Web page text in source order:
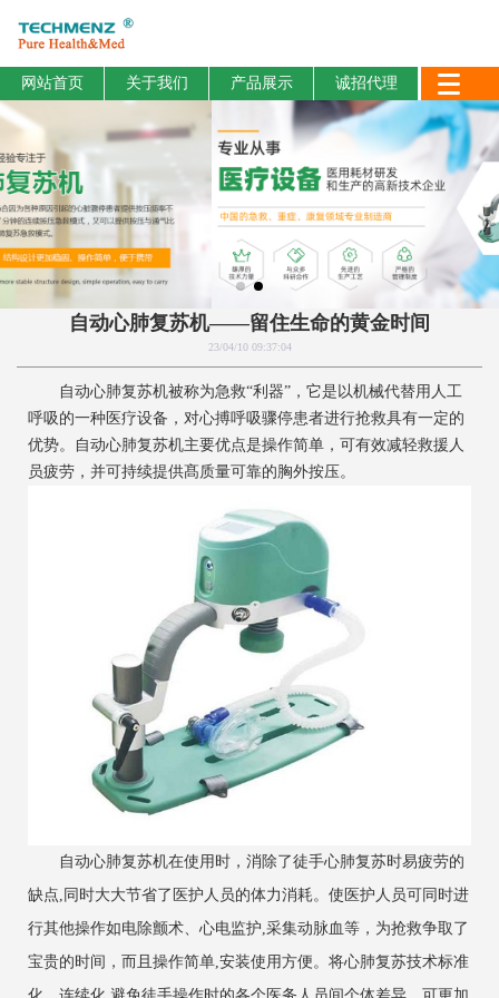
网站首页 关于我们 产品展示 诚招代理
自动心肺复苏机——留住生命的黄金时间
23/04/10 09:37:04
自动心肺复苏机被称为急救“利器”，它是以机械代替用人工
呼吸的一种医疗设备，对心搏呼吸骤停患者进行抢救具有一定的
优势。自动心肺复苏机主要优点是操作简单，可有效减轻救援人
员疲劳，并可持续提供髙质量可靠的胸外按压。
自动心肺复苏机在使用时，消除了徒手心肺复苏时易疲劳的
缺点,同时大大节省了医护人员的体力消耗。使医护人员可同时进
行其他操作如电除颤术、心电监护,采集动脉血等，为抢救争取了
宝贵的时间，而且操作简单,安装使用方便。将心肺复苏技术标准